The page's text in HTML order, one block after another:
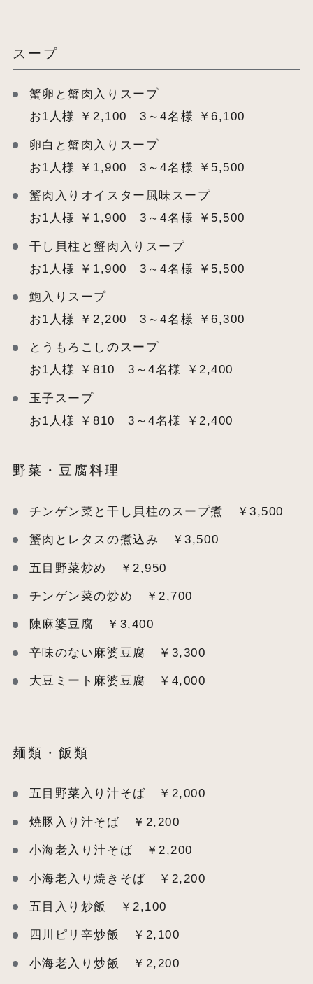
スープ
蟹卵と蟹肉入りスープ
お1人様 ￥2,100 3～4名様 ￥6,100
卵白と蟹肉入りスープ
お1人様 ￥1,900 3～4名様 ￥5,500
蟹肉入りオイスター風味スープ
お1人様 ￥1,900 3～4名様 ￥5,500
干し貝柱と蟹肉入りスープ
お1人様 ￥1,900 3～4名様 ￥5,500
鮑入りスープ
お1人様 ￥2,200 3～4名様 ￥6,300
とうもろこしのスープ
お1人様 ￥810 3～4名様 ￥2,400
玉子スープ
お1人様 ￥810 3～4名様 ￥2,400
野菜・豆腐料理
チンゲン菜と干し貝柱のスープ煮 ￥3,500
蟹肉とレタスの煮込み ￥3,500
五目野菜炒め ￥2,950
チンゲン菜の炒め ￥2,700
陳麻婆豆腐 ￥3,400
辛味のない麻婆豆腐 ￥3,300
大豆ミート麻婆豆腐 ￥4,000
麺類・飯類
五目野菜入り汁そば ￥2,000
焼豚入り汁そば ￥2,200
小海老入り汁そば ￥2,200
小海老入り焼きそば ￥2,200
五目入り炒飯 ￥2,100
四川ピリ辛炒飯 ￥2,100
小海老入り炒飯 ￥2,200